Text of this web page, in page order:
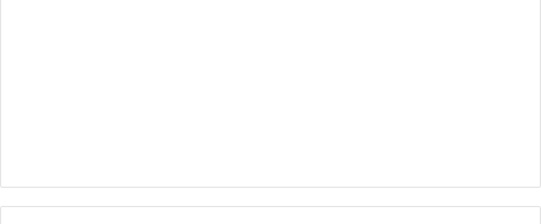
Audisat K10 Urus